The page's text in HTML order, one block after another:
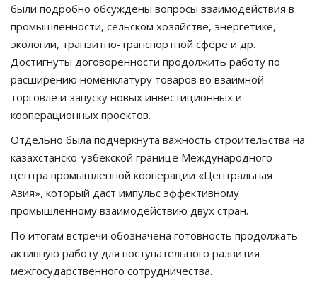
были подробно обсуждены вопросы взаимодействия в
промышленности, сельском хозяйстве, энергетике,
экологии, транзитно-транспортной сфере и др.
Достигнуты договоренности продолжить работу по
расширению номенклатуру товаров во взаимной
торговле и запуску новых инвестиционных и
кооперационных проектов.
Отдельно была подчеркнута важность строительства на
казахстанско-узбекской границе Международного
центра промышленной кооперации «Центральная
Азия», который даст импульс эффективному
промышленному взаимодействию двух стран.
По итогам встречи обозначена готовность продолжать
активную работу для поступательного развития
межгосударственного сотрудничества.